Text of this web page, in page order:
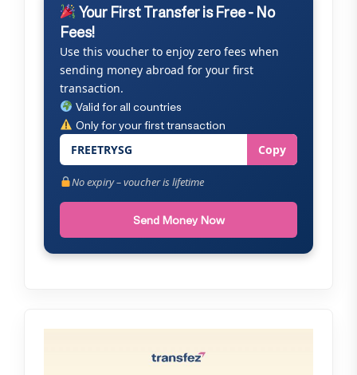
Your First Transfer is Free - No
Fees!
Use this voucher to enjoy zero fees when
sending money abroad for your first
transaction.
Valid for all countries
Only for your first transaction
FREETRYSG Copy
No expiry – voucher is lifetime
Send Money Now